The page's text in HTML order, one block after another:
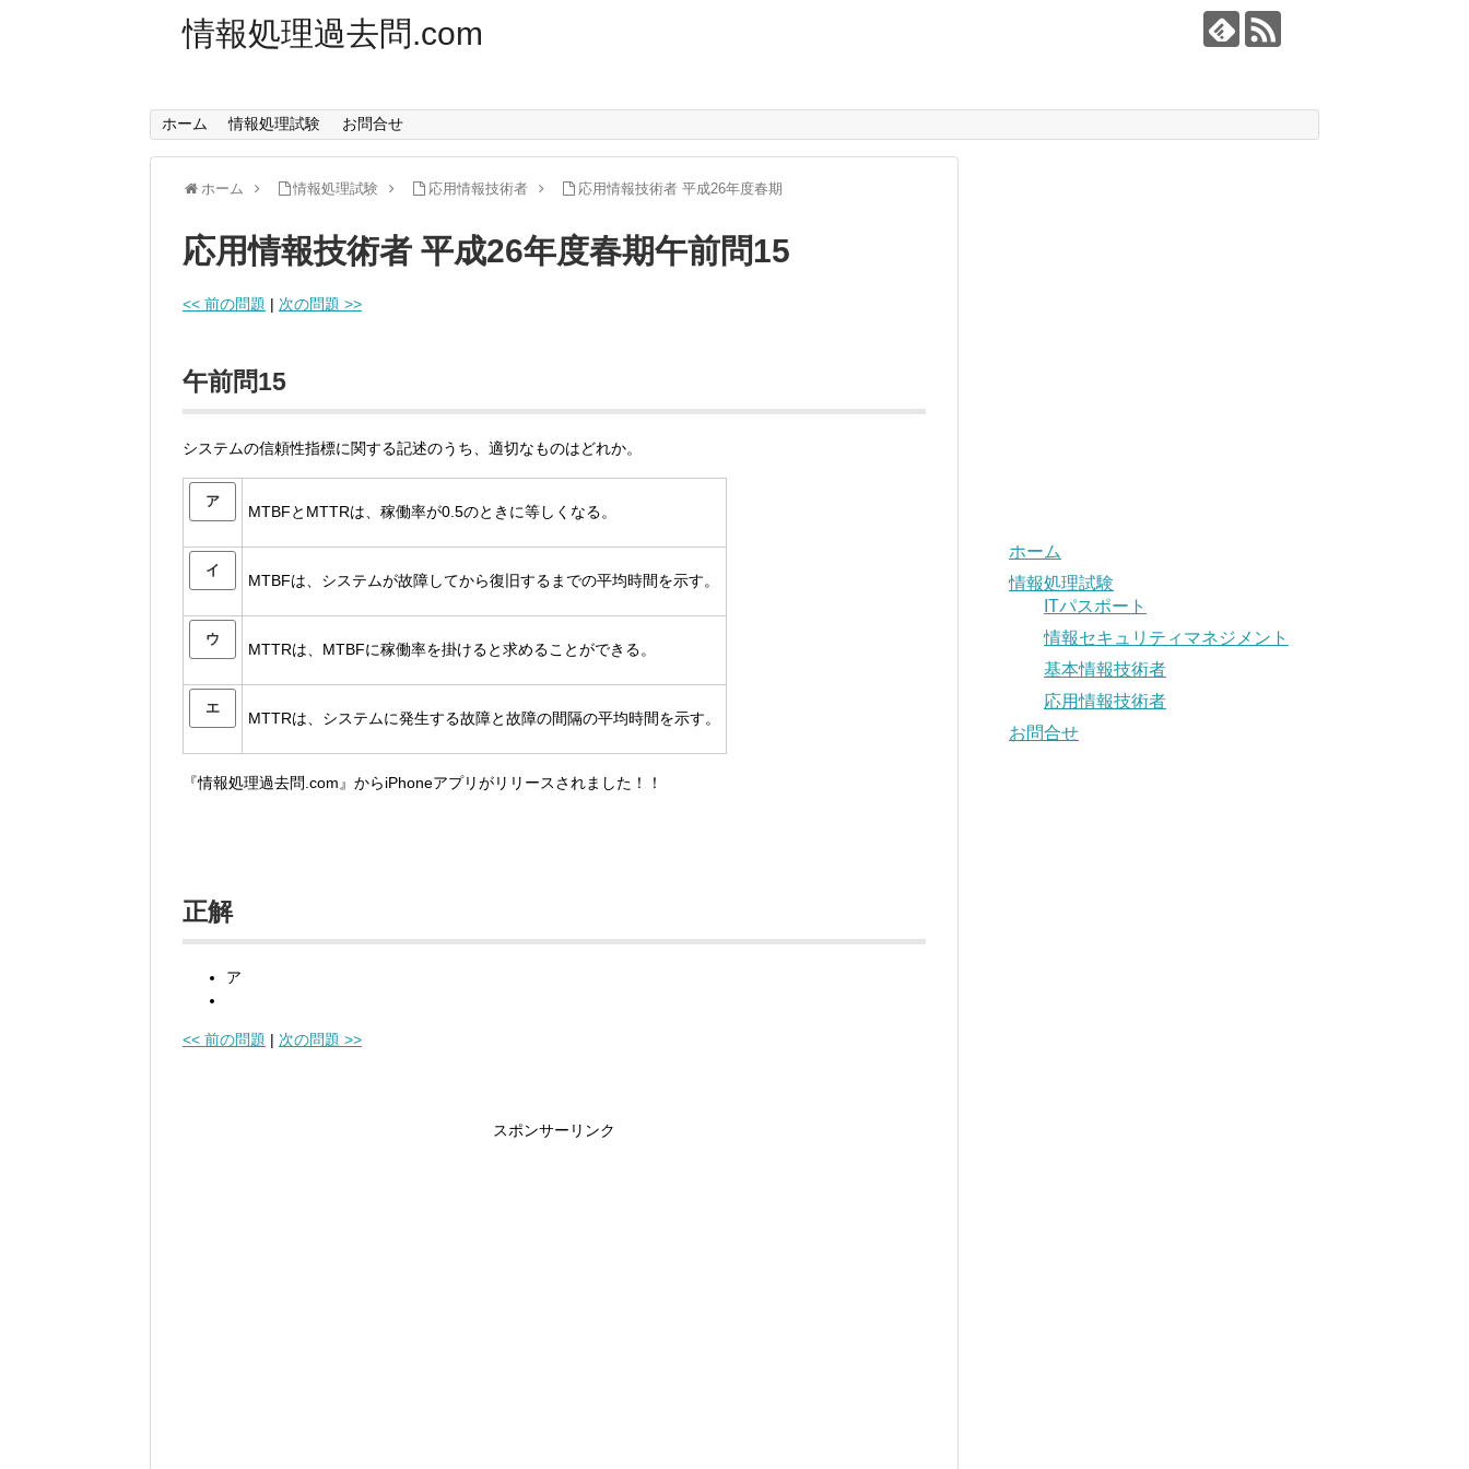
情報処理過去問.com
ホーム 情報処理試験 お問合せ
ホーム 情報処理試験 応用情報技術者 応用情報技術者 平成26年度春期
応用情報技術者 平成26年度春期午前問15
<< 前の問題 | 次の問題 >>
午前問15
システムの信頼性指標に関する記述のうち、適切なものはどれか。
ア
MTBFとMTTRは、稼働率が0.5のときに等しくなる。
イ
MTBFは、システムが故障してから復旧するまでの平均時間を示す。
ウ
MTTRは、MTBFに稼働率を掛けると求めることができる。
エ
MTTRは、システムに発生する故障と故障の間隔の平均時間を示す。
『情報処理過去問.com』からiPhoneアプリがリリースされました！！
正解
ア
<< 前の問題 | 次の問題 >>
スポンサーリンク
ホーム
情報処理試験
ITパスポート
情報セキュリティマネジメント
基本情報技術者
応用情報技術者
お問合せ